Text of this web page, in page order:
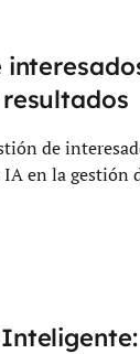
de
en la gestión